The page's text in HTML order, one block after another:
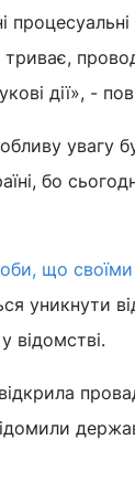
дії», -
увагу
бо
що своїми
уникнути
відомстві.